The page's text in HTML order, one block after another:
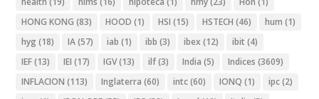
HONG KONG (83) HOOD (1) HSI (15) HSTECH (46) hum (1)
hyg (18) IA(57) iab (1) ibb (3) ibex (12) ibit (4)
IEF(13) IEI (17) IGV(13) ilf(3) India (5) Indices (3609)
INFLACION (113) Inglaterra (60) intc(60) IONQ (1) ipc(2)